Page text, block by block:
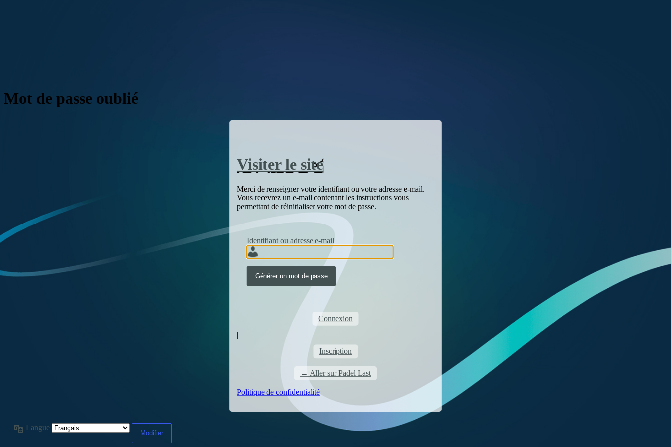
Mot de passe oublié
Visiter le site
Merci de renseigner votre identifiant ou votre adresse e-mail.
Vous recevrez un e-mail contenant les instructions vous
permettant de réinitialiser votre mot de passe.
Identifiant ou adresse e-mail
Connexion
|
Inscription
← Aller sur Padel Last
Politique de confidentialité
Langue